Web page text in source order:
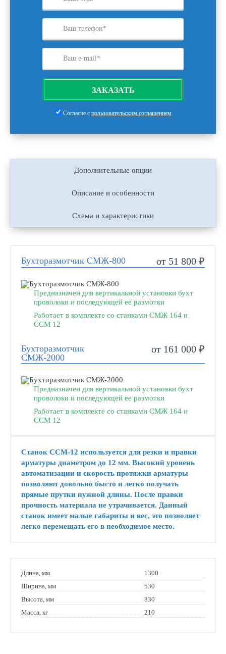
ЗАКАЗАТЬ
Согласие с пользовательским соглашением
Дополнительные опции
Описание и особенности
Схема и характеристики
Бухторазмотчик СМЖ-800 от 51 800 ₽
Предназначен для вертикальной установки бухт
проволоки и последующей ее размотки
Работает в комплекте со станками СМЖ 164 и
ССМ 12
Бухторазмотчик
СМЖ-2000
от 161 000 ₽
Предназначен для вертикальной установки бухт
проволоки и последующей ее размотки
Работает в комплекте со станками СМЖ 164 и
ССМ 12
Станок ССМ-12 используется для резки и правки
арматуры диаметром до 12 мм. Высокий уровень
автоматизации и скорость протяжки арматуры
позволяют довольно бысто и легко получать
прямые прутки нужной длины. После правки
прочность материала не утрачивается. Данный
станок имеет малые габариты и вес, это позволяет
легко перемещать его в необходимое место.
Длина, мм
1300
Ширина, мм
530
Высота, мм
830
Масса, кг
210